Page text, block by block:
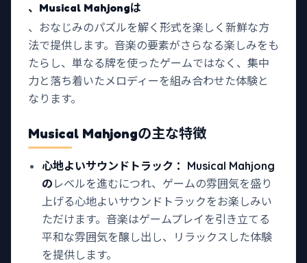
、Musical Mahjongは
、おなじみのパズルを解く形式を楽しく新鮮な方
法で提供します。音楽の要素がさらなる楽しみをも
たらし、単なる牌を使ったゲームではなく、集中
力と落ち着いたメロディーを組み合わせた体験と
なります。
Musical Mahjongの主な特徴
心地よいサウンドトラック ：Musical Mahjong
の レベルを進むにつれ、ゲームの雰囲気を盛り
上げる心地よいサウンドトラックをお楽しみい
ただけます。音楽はゲームプレイを引き立てる
平和な雰囲気を醸し出し、リラックスした体験
を提供します。